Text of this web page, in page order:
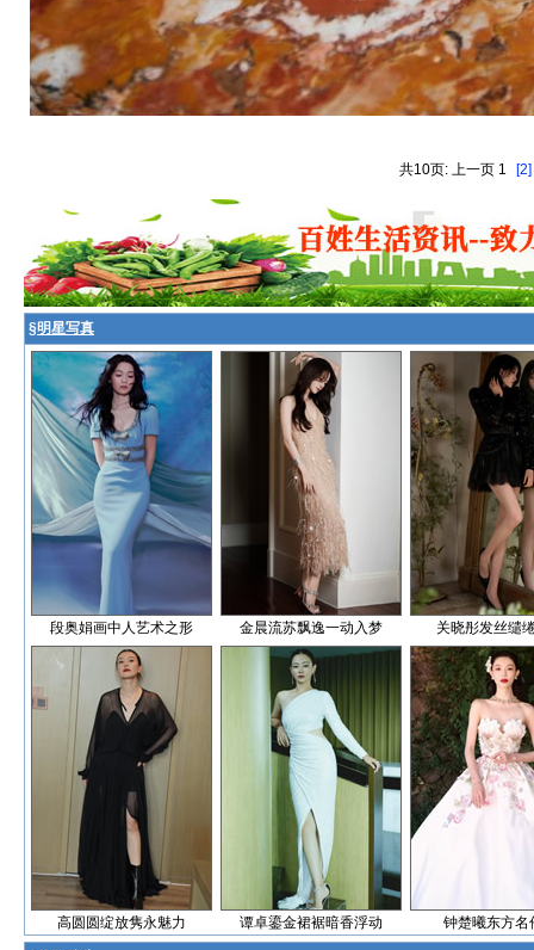
共10页: 上一页 1 [2]
§明星写真
段奥娟画中人艺术之形 金晨流苏飘逸一动入梦 关晓彤发丝缱
高圆圆绽放隽永魅力 谭卓鎏金裙裾暗香浮动 钟楚曦东方名